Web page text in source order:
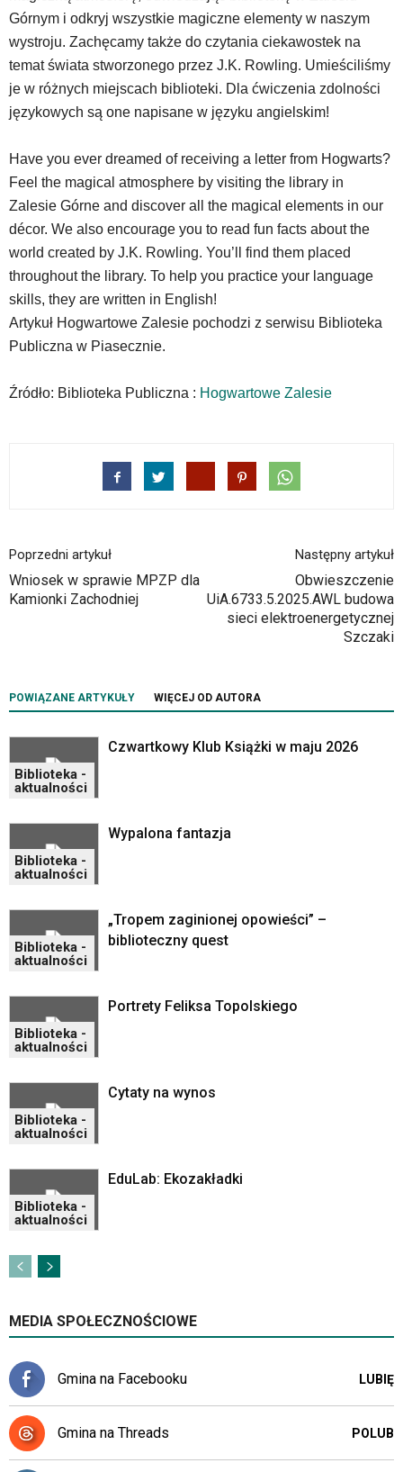
zatem
nawigacja
obsługiwana
jest
standardowy
stronie
mogą
się
znajdować
używane
elementy
wideo
YouTube
mapy
obsługiwane
są
za
odpowiadających
im
skrótów
czytniku
mogą
być
wyposażone
klawiaturowe
przyjęte
danej
platformy.
Górnym i odkryj wszystkie magiczne elementy w naszym
wystroju. Zachęcamy także do czytania ciekawostek na
temat świata stworzonego przez J.K. Rowling. Umieściliśmy
je w różnych miejscach biblioteki. Dla ćwiczenia zdolności
językowych są one napisane w języku angielskim!
Have you ever dreamed of receiving a letter from Hogwarts?
Feel the magical atmosphere by visiting the library in
Zalesie Górne and discover all the magical elements in our
décor. We also encourage you to read fun facts about the
world created by J.K. Rowling. You’ll find them placed
throughout the library. To help you practice your language
skills, they are written in English!
Artykuł Hogwartowe Zalesie pochodzi z serwisu Biblioteka
Publiczna w Piasecznie.
Źródło: Biblioteka Publiczna : Hogwartowe Zalesie
Poprzedni artykuł
Wniosek w sprawie MPZP dla
Kamionki Zachodniej
Następny artykuł
Obwieszczenie
UiA.6733.5.2025.AWL budowa
sieci elektroenergetycznej
Szczaki
POWIĄZANE ARTYKUŁY WIĘCEJ OD AUTORA
Biblioteka -
aktualności
Czwartkowy Klub Książki w maju 2026
Biblioteka -
aktualności
Wypalona fantazja
Biblioteka -
aktualności
„Tropem zaginionej opowieści” –
biblioteczny quest
Biblioteka -
aktualności
Portrety Feliksa Topolskiego
Biblioteka -
aktualności
Cytaty na wynos
Biblioteka -
aktualności
EduLab: Ekozakładki
MEDIA SPOŁECZNOŚCIOWE
Gmina na Facebooku LUBIĘ
Gmina na Threads POLUB